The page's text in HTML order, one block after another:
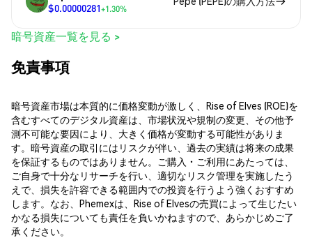
$0.00000281+1.30%
暗号資産一覧を見る >
免責事項
暗号資産市場は本質的に価格変動が激しく、Rise of Elves (ROE)を
含むすべてのデジタル資産は、市場状況や規制の変更、その他予
測不可能な要因により、大きく価格が変動する可能性がありま
す。暗号資産の取引にはリスクが伴い、過去の実績は将来の成果
を保証するものではありません。ご購入・ご利用にあたっては、
ご自身で十分なリサーチを行い、適切なリスク管理を実施したう
えで、損失を許容できる範囲内での投資を行うよう強くおすすめ
します。なお、Phemexは、Rise of Elvesの売買によって生じたい
かなる損失についても責任を負いかねますので、あらかじめご了
承ください。